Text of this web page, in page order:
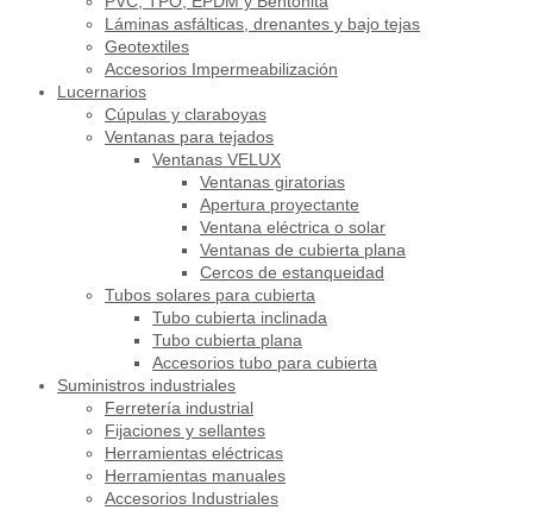
Láminas asfálticas, drenantes y bajo tejas
Geotextiles
Accesorios Impermeabilización
Lucernarios
Cúpulas y claraboyas
Ventanas para tejados
Ventanas VELUX
Ventanas giratorias
Apertura proyectante
Ventana eléctrica o solar
Ventanas de cubierta plana
Cercos de estanqueidad
Tubos solares para cubierta
Tubo cubierta inclinada
Tubo cubierta plana
Accesorios tubo para cubierta
Suministros industriales
Ferretería industrial
Fijaciones y sellantes
Herramientas eléctricas
Herramientas manuales
Accesorios Industriales